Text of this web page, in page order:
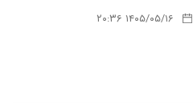
۱۴۰۵/۰۵/۱۶ ۲۰:۳۶